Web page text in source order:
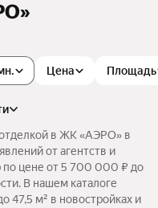
Цена Площадь
в ЖК «АЭРО» в
от агентств и
по цене от 5 700 000 ₽ до
В нашем каталоге
47,5 м² в новостройках и